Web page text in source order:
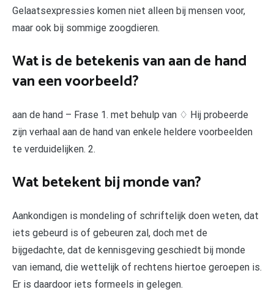
Gelaatsexpressies komen niet alleen bij mensen voor,
maar ook bij sommige zoogdieren.
Wat is de betekenis van aan de hand
van een voorbeeld?
aan de hand – Frase 1. met behulp van ♢ Hij probeerde
zijn verhaal aan de hand van enkele heldere voorbeelden
te verduidelijken. 2.
Wat betekent bij monde van?
Aankondigen is mondeling of schriftelijk doen weten, dat
iets gebeurd is of gebeuren zal, doch met de
bijgedachte, dat de kennisgeving geschiedt bij monde
van iemand, die wettelijk of rechtens hiertoe geroepen is.
Er is daardoor iets formeels in gelegen.